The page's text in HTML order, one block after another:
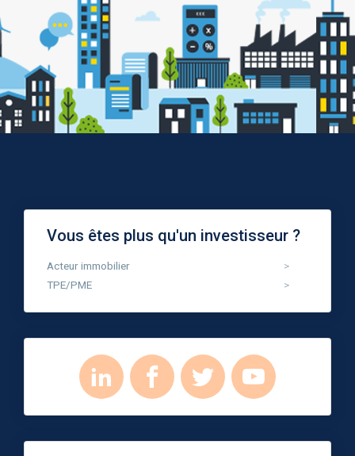
Vous êtes plus qu'un investisseur ?
Acteur immobilier
TPE/PME